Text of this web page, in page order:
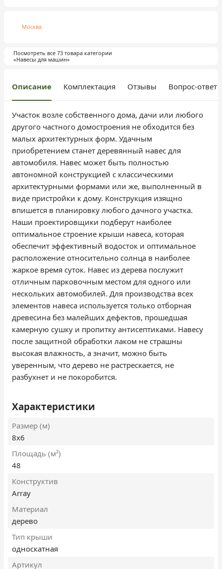
Москва
Посмотреть все 73 товара категории
«Навесы для машин»
Описание Комплектация Отзывы Вопрос-ответ
Участок возле собственного дома, дачи или любого
другого частного домостроения не обходится без
малых архитектурных форм. Удачным
приобретением станет деревянный навес для
автомобиля. Навес может быть полностью
автономной конструкцией с классическими
архитектурными формами или же, выполненный в
виде пристройки к дому. Конструкция изящно
впишется в планировку любого дачного участка.
Наши проектировщики подберут наиболее
оптимальное строение крыши навеса, которая
обеспечит эффективный водосток и оптимальное
расположение относительно солнца в наиболее
жаркое время суток. Навес из дерева послужит
отличным парковочным местом для одного или
нескольких автомобилей. Для производства всех
элементов навеса используется только отборная
древесина без малейших дефектов, прошедшая
камерную сушку и пропитку антисептиками. Навесу
после защитной обработки лаком не страшны
высокая влажность, а значит, можно быть
уверенным, что дерево не растрескается, не
разбухнет и не покоробится.
Характеристики
Размер (м)
8х6
Площадь (м²)
48
Конструктив
Array
Материал
дерево
Тип крыши
односкатная
Артикул